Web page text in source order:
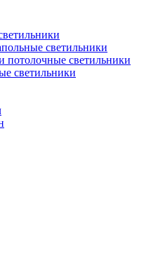
светильники
потолочные светильники
светильники